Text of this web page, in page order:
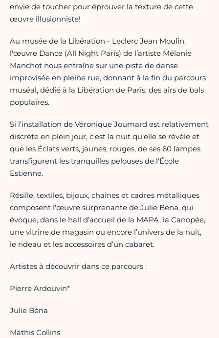
envie de toucher pour éprouver la texture de cette
œuvre illusionniste!
Au musée de la Libération - Leclerc Jean Moulin,
l'œuvre Dance (All Night Paris) de l’artiste Mélanie
Manchot nous entraîne sur une piste de danse
improvisée en pleine rue, donnant à la fin du parcours
muséal, dédié à la Libération de Paris, des airs de bals
populaires.
Si l’installation de Véronique Joumard est relativement
discrète en plein jour, c’est la nuit qu’elle se révèle et
que les Éclats verts, jaunes, rouges, de ses 60 lampes
transfigurent les tranquilles pelouses de l'École
Estienne.
Résille, textiles, bijoux, chaînes et cadres métalliques
composent l'œuvre surprenante de Julie Béna, qui
évoque, dans le hall d’accueil de la MAPA, la Canopée,
une vitrine de magasin ou encore l’univers de la nuit,
le rideau et les accessoires d’un cabaret.
Artistes à découvrir dans ce parcours :
Pierre Ardouvin*
Julie Béna
Mathis Collins